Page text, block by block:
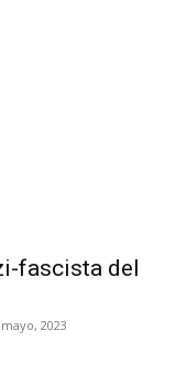
fascista del
2023